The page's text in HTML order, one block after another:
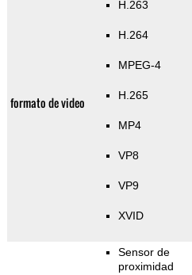
formato de video
H.263
H.264
MPEG-4
H.265
MP4
VP8
VP9
XVID
Sensor de
proximidad